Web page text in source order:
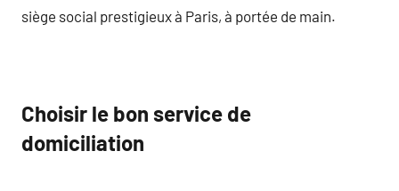
siège social prestigieux à Paris, à portée de main.
Choisir le bon service de
domiciliation